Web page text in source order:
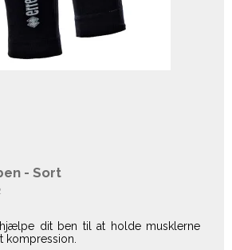
- Sort
hjælpe dit ben til at holde musklerne
kompression.